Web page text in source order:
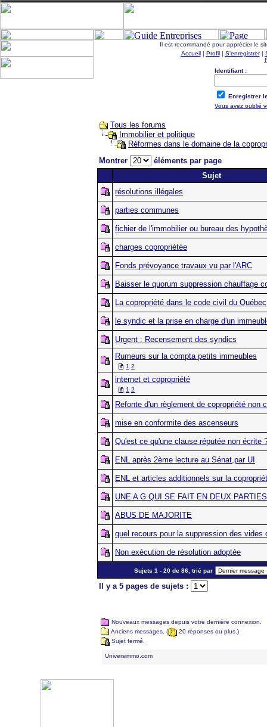
Il est recommandé pour apprécier le
Accueil| Profil| S'enregistrer|
Identifiant :
Enregistrer
Vous avez oublié
Tous les forums
Immobilier et politique
Réformes dans le domaine de la
Montrer
éléments par page
Sujet
résolutions illégales
parties communes
fichier de l'immobilier ou bureau des
charges copropriétée
Fonds prévoyance travaux vu par l'ARC
Baisser le quorum suppression chauffage
La copropriété dans le code civil du Québec
le syndic et la prise en charge d'un
Urgent : Recensement des syndics
Rumeurs sur la compta petits immeubles
1 2
internet et copropriété
1 2
Refonte d'un règlement de copropriété non
mise en conformite des ascenseurs
Qu'est ce qu'une clause réputée non écrite
ENL après 2ème lecture au Sénat,par UI
ENL et articles additionnels sur la
UNE A G QUI SE FAIT EN DEUX PARTIES
ABUS DE MAJORITE
quel recours pour la suppression des vides
Non exécution de résolution adoptée
Sujets 1 - 20 de 86, trié par
Il y a 5 pages de sujets :
Nouveaux messages depuis votre dernière connexion.
Anciens messages. (
20 réponses ou plus.)
Sujet fermé.
Universimmo.com